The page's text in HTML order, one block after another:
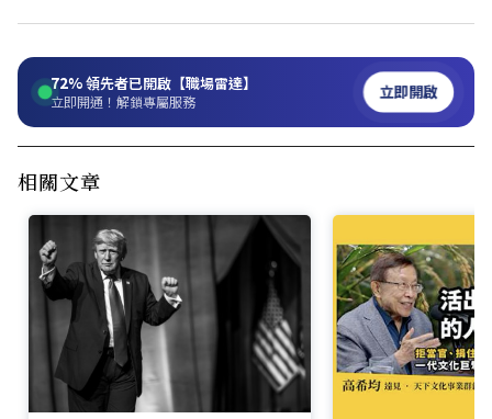
72%領先者已開啟【職場雷達】
立即開通！解鎖專屬服務 立即開啟
相關文章